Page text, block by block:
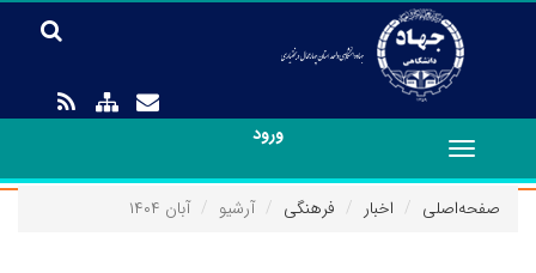
ورود
Toggle
navigation
صفحه‌اصلی
اخبار فرهنگی آرشیو آبان ۱۴۰۴